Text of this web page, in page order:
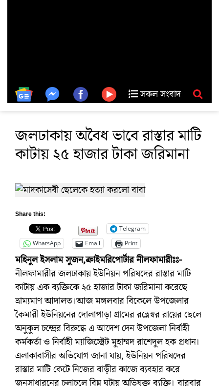
সকল সংবাদ
জলঢাকায় অবৈধ ভাবে রাস্তার মাটি
কাটায় ২৫ হাজার টাকা জরিমানা
Share this:
Telegram
WhatsApp
Email Print
মহিনুল ইসলাম সুজন,ক্রাইমরিপোর্টার নীলফামারীঃঃ-
নীলফামারীর জলঢাকায় ইউনিয়ন পরিষদের রাস্তার মাটি
কাটায় এক ব্যক্তিকে ২৫ হাজার টাকা জরিমানা করেছে
ভ্রাম্যমাণ আদালত।আজ মঙ্গলবার বিকেলে উপজেলার
কৈমারী ইউনিয়নের দোলাপাড়া গ্রামের রত্নেস্বর রায়ের ছেলে
অনুকুল চন্দ্রের বিরুদ্ধে এ আদেশ দেন উপজেলা নির্বাহী
কর্মকর্তা ও নির্বাহী ম্যাজিস্ট্রেট মুহাম্মদ রাশেদুল হক প্রধান।
এলাকাবাসীর অভিযোগ জানা যায়, ইউনিয়ন পরিষদের
রাস্তার মাটি কেটে নিজের বাড়ীর কাজে ব্যবহার করে
জনসাধারনের চলাচলে বিঘ্ন ঘটায় অভিযুক্ত ব্যক্তি। বারবার